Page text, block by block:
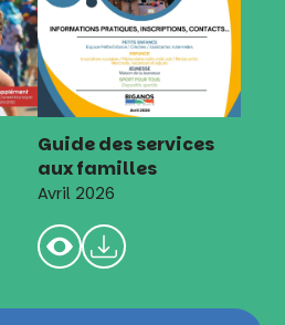
Guide des services
aux familles
Avril 2026